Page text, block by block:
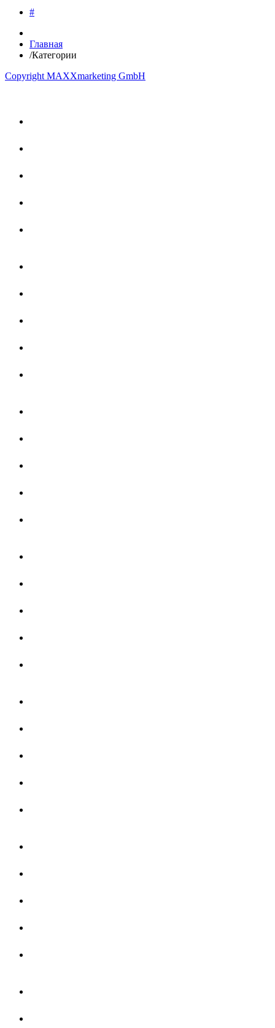
#
Главная
/Категории
Copyright MAXXmarketing GmbH